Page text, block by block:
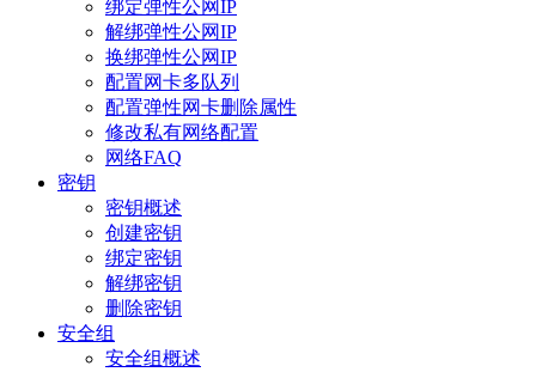
绑定弹性公网IP
解绑弹性公网IP
换绑弹性公网IP
配置网卡多队列
配置弹性网卡删除属性
修改私有网络配置
网络FAQ
密钥
密钥概述
创建密钥
绑定密钥
解绑密钥
删除密钥
安全组
安全组概述